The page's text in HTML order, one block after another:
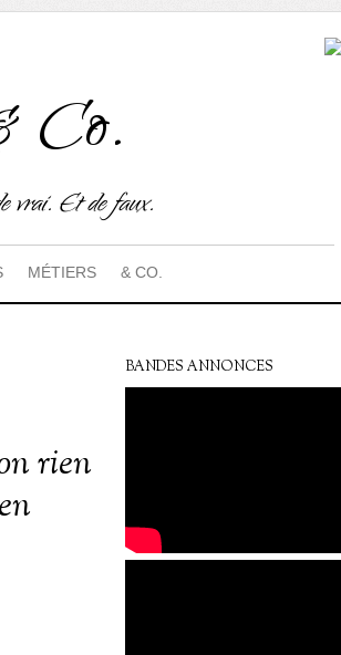
Co.
vrai. Et de faux.
MÉTIERS & CO.
rien
BANDES ANNONCES